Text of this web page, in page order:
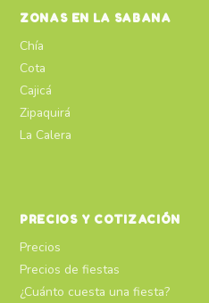
ZONAS EN LA SABANA
Chía
Cota
Cajicá
Zipaquirá
La Calera
PRECIOS Y COTIZACIÓN
Precios
Precios de fiestas
¿Cuánto cuesta una fiesta?